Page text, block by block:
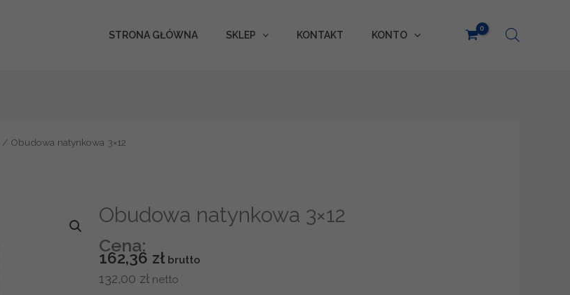
STRONA GŁÓWNA SKLEP KONTAKT KONTO
/ Obudowa natynkowa 3×12
Obudowa natynkowa 3×12
Cena:
162,36 zł
132,00 zł